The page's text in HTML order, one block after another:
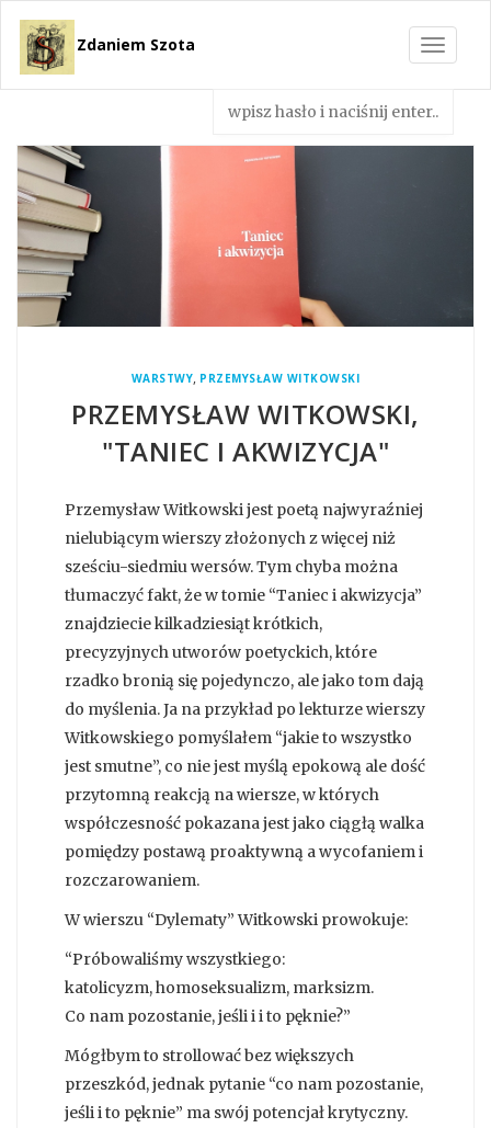
Toggle
Zdaniem Szota
WARSTWY, PRZEMYSŁAW WITKOWSKI
PRZEMYSŁAW WITKOWSKI,
"TANIEC I AKWIZYCJA"
Przemysław Witkowski jest poetą najwyraźniej
nielubiącym wierszy złożonych z więcej niż
sześciu-siedmiu wersów. Tym chyba można
tłumaczyć fakt, że w tomie “Taniec i akwizycja”
znajdziecie kilkadziesiąt krótkich,
precyzyjnych utworów poetyckich, które
rzadko bronią się pojedynczo, ale jako tom dają
do myślenia. Ja na przykład po lekturze wierszy
Witkowskiego pomyślałem “jakie to wszystko
jest smutne”, co nie jest myślą epokową ale dość
przytomną reakcją na wiersze, w których
współczesność pokazana jest jako ciągłą walka
pomiędzy postawą proaktywną a wycofaniem i
rozczarowaniem.
W wierszu “Dylematy” Witkowski prowokuje:
“Próbowaliśmy wszystkiego:
katolicyzm, homoseksualizm, marksizm.
Co nam pozostanie, jeśli i i to pęknie?”
Mógłbym to strollować bez większych
przeszkód, jednak pytanie “co nam pozostanie,
jeśli i to pęknie” ma swój potencjał krytyczny.